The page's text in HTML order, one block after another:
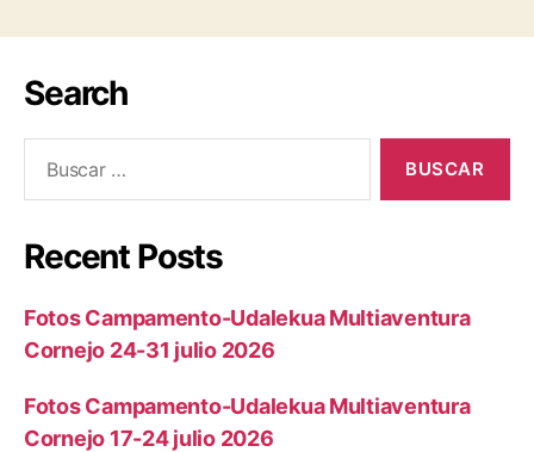
Search
Recent Posts
Fotos Campamento-Udalekua Multiaventura
Cornejo 24-31 julio 2026
Fotos Campamento-Udalekua Multiaventura
Cornejo 17-24 julio 2026